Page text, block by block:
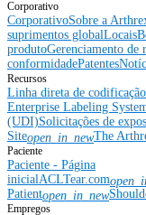
Corporativo
CorporativoSobre a
suprimentos globalLocais
produtoGerenciamento de
conformidadePatentes
Recursos
Linha direta de codificação
Enterprise Labeling
(UDI)Solicitações de
Siteopen_in_newThe
Paciente
Paciente - Página
inicialACLTear.com
Patientopen_in_new
Empregos